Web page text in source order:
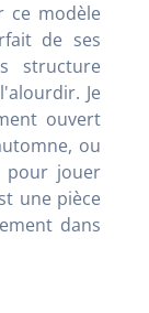
ce modèle
de ses
structure
Je
ouvert
ou
pour jouer
une pièce
dans